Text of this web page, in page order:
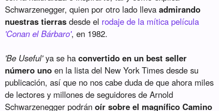
Schwarzenegger, quien por otro lado llevaadmirando
nuestras tierras desde el rodaje de la mítica película
'Conan el Bárbaro', en 1982.
'Be Useful'ya se haconvertido en un best seller
número uno en la lista del New York Times desde su
publicación, así que no nos cabe duda de que ahora miles
de lectores y millones de seguidores de Arnold
Schwarzenegger podránoír sobre el magnífico Camino